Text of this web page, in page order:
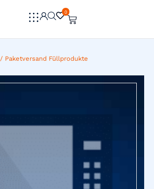
0
0
/ Paketversand Füllprodukte